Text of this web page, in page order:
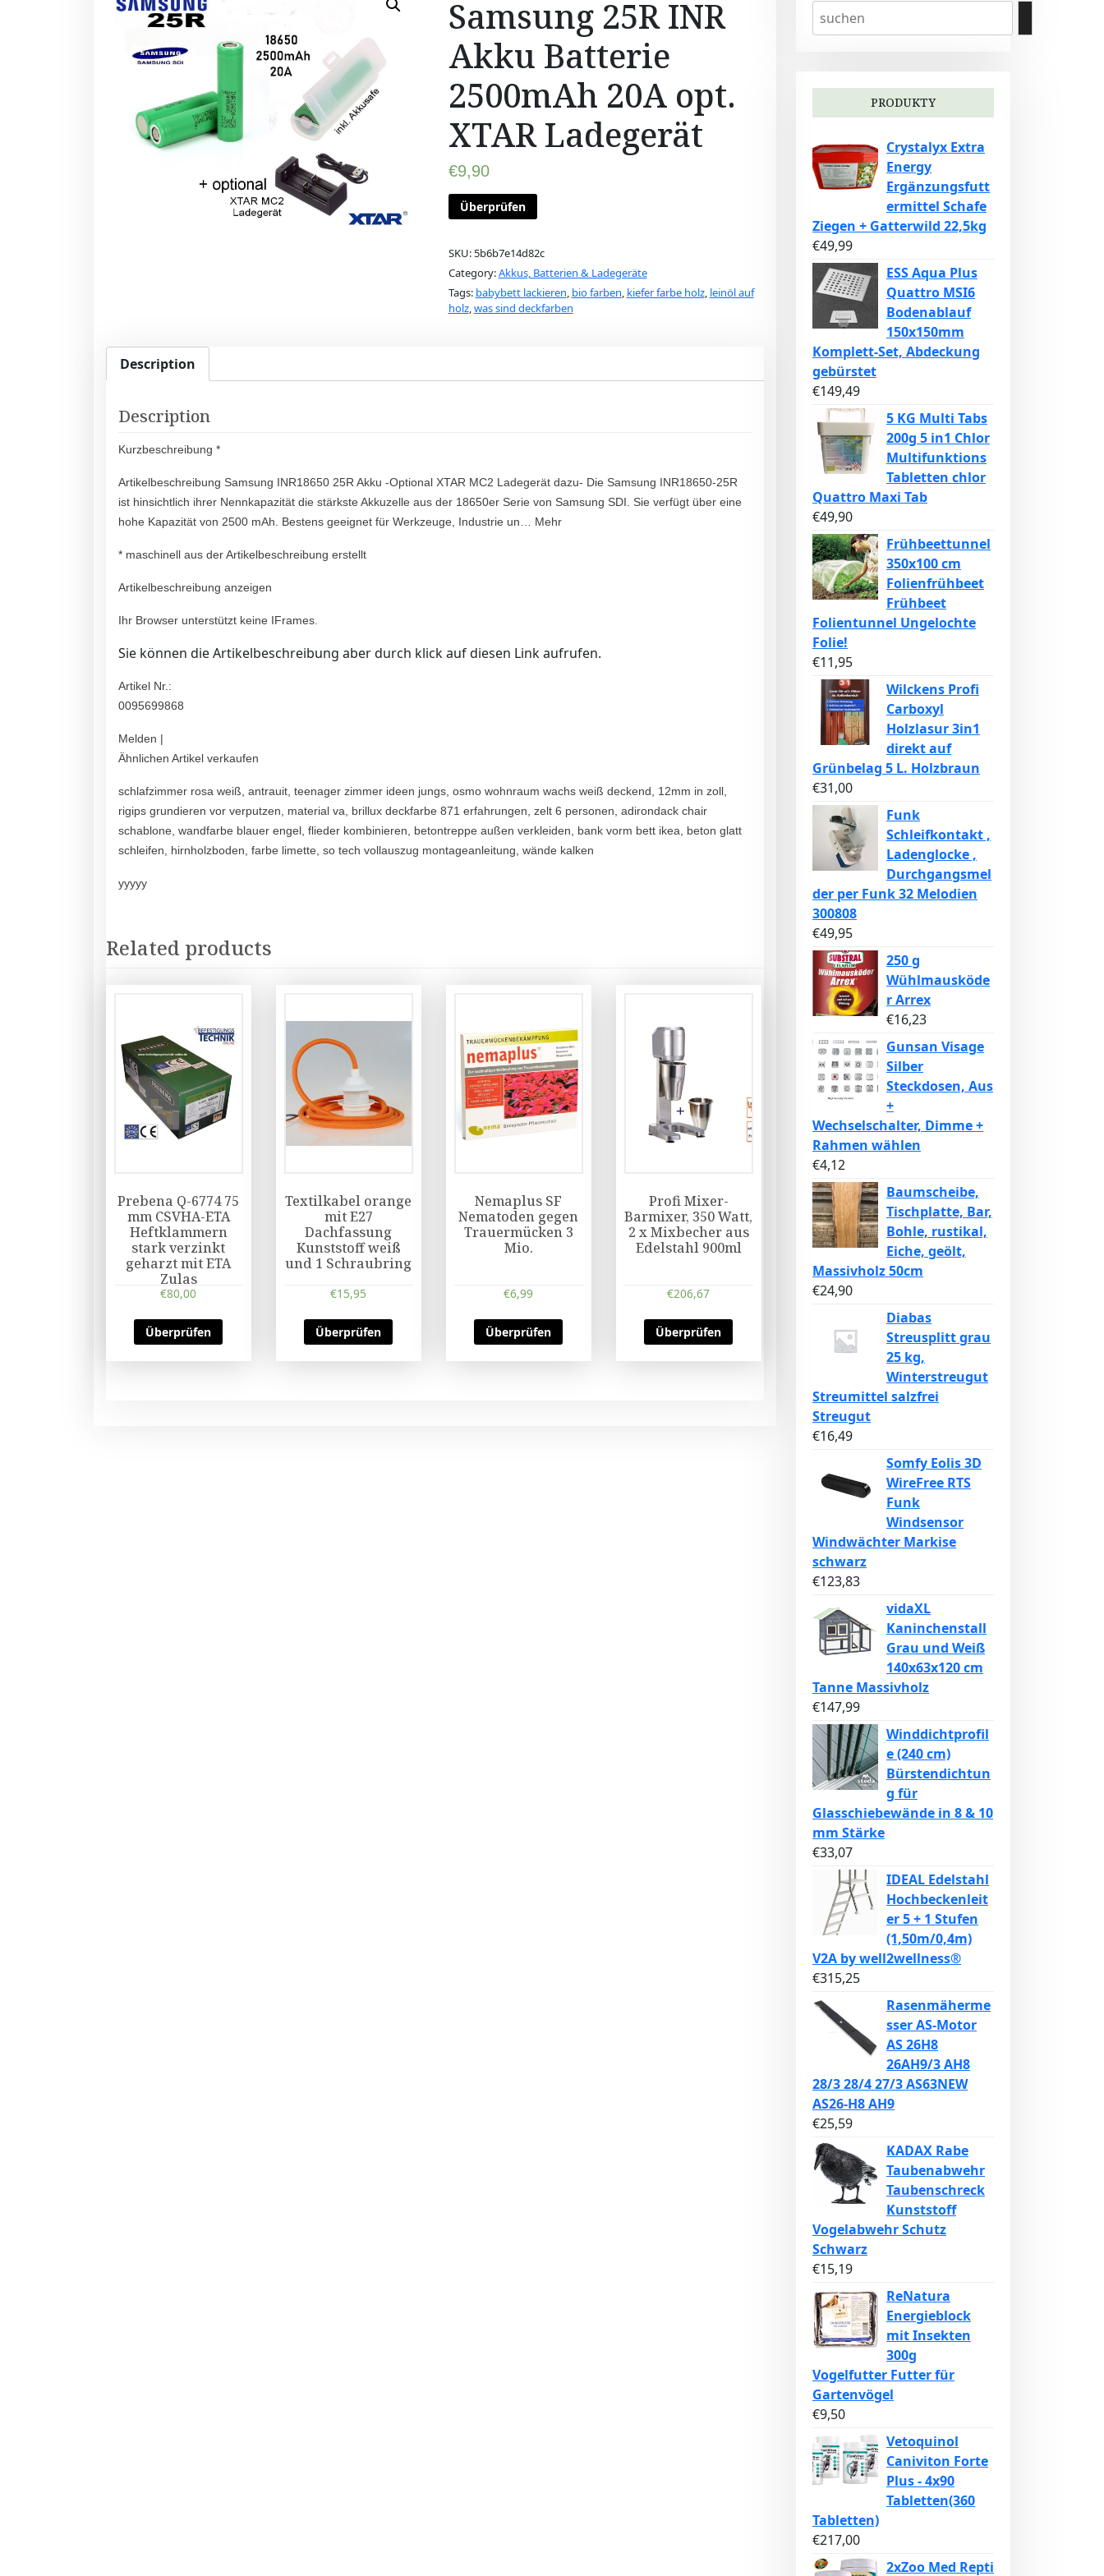
Samsung 25R INR
Akku Batterie
2500mAh 20A opt.
XTAR Ladegerät
€9,90
Überprüfen
SKU: 5b6b7e14d82c
Category:Akkus, Batterien & Ladegeräte
Tags: babybett lackieren, bio farben, kiefer farbe holz, leinöl auf
holz,was sind deckfarben
Description
Description
Kurzbeschreibung *
Artikelbeschreibung Samsung INR18650 25R Akku -Optional XTAR MC2 Ladegerät dazu- Die Samsung INR18650-25R
ist hinsichtlich ihrer Nennkapazität die stärkste Akkuzelle aus der 18650er Serie von Samsung SDI. Sie verfügt über eine
hohe Kapazität von 2500 mAh. Bestens geeignet für Werkzeuge, Industrie un… Mehr
* maschinell aus der Artikelbeschreibung erstellt
Artikelbeschreibung anzeigen
Ihr Browser unterstützt keine IFrames.
Sie können die Artikelbeschreibung aber durch klick auf diesen Link aufrufen.
Artikel Nr.:
0095699868
Melden |
Ähnlichen Artikel verkaufen
schlafzimmer rosa weiß, antrauit, teenager zimmer ideen jungs, osmo wohnraum wachs weiß deckend, 12mm in zoll,
rigips grundieren vor verputzen, material va, brillux deckfarbe 871 erfahrungen, zelt 6 personen, adirondack chair
schablone, wandfarbe blauer engel, flieder kombinieren, betontreppe außen verkleiden, bank vorm bett ikea, beton glatt
schleifen, hirnholzboden, farbe limette, so tech vollauszug montageanleitung, wände kalken
yyyyy
Related products
Prebena Q-6774 75
mm CSVHA-ETA
Heftklammern
stark verzinkt
geharzt mit ETA
Zulas
€80,00
Überprüfen
Textilkabel orange
mit E27
Dachfassung
Kunststoff weiß
und 1 Schraubring
€15,95
Überprüfen
Nemaplus SF
Nematoden gegen
Trauermücken 3
Mio.
€6,99
Überprüfen
Profi Mixer-
Barmixer, 350 Watt,
2 x Mixbecher aus
Edelstahl 900ml
€206,67
Überprüfen
PRODUKTY
Crystalyx Extra
Energy
Ergänzungsfutt
ermittel Schafe
Ziegen + Gatterwild 22,5kg
€49,99
ESS Aqua Plus
Quattro MSI6
Bodenablauf
150x150mm
Komplett-Set, Abdeckung
gebürstet
€149,49
5 KG Multi Tabs
200g 5 in1 Chlor
Multifunktions
Tabletten chlor
Quattro Maxi Tab
€49,90
Frühbeettunnel
350x100 cm
Folienfrühbeet
Frühbeet
Folientunnel Ungelochte
Folie!
€11,95
Wilckens Profi
Carboxyl
Holzlasur 3in1
direkt auf
Grünbelag 5 L. Holzbraun
€31,00
Funk
Schleifkontakt ,
Ladenglocke ,
Durchgangsmel
der per Funk 32 Melodien
300808
€49,95
250 g
Wühlmausköde
r Arrex
€16,23
Gunsan Visage
Silber
Steckdosen, Aus
+
Wechselschalter, Dimme +
Rahmen wählen
€4,12
Baumscheibe,
Tischplatte, Bar,
Bohle, rustikal,
Eiche, geölt,
Massivholz 50cm
€24,90
Diabas
Streusplitt grau
25 kg,
Winterstreugut
Streumittel salzfrei
Streugut
€16,49
Somfy Eolis 3D
WireFree RTS
Funk
Windsensor
Windwächter Markise
schwarz
€123,83
vidaXL
Kaninchenstall
Grau und Weiß
140x63x120 cm
Tanne Massivholz
€147,99
Winddichtprofil
e (240 cm)
Bürstendichtun
g für
Glasschiebewände in 8 & 10
mm Stärke
€33,07
IDEAL Edelstahl
Hochbeckenleit
er 5 + 1 Stufen
(1,50m/0,4m)
V2A by well2wellness®
€315,25
Rasenmäherme
sser AS-Motor
AS 26H8
26AH9/3 AH8
28/3 28/4 27/3 AS63NEW
AS26-H8 AH9
€25,59
KADAX Rabe
Taubenabwehr
Taubenschreck
Kunststoff
Vogelabwehr Schutz
Schwarz
€15,19
ReNatura
Energieblock
mit Insekten
300g
Vogelfutter Futter für
Gartenvögel
€9,50
Vetoquinol
Caniviton Forte
Plus - 4x90
Tabletten(360
Tabletten)
€217,00
2xZoo Med Repti